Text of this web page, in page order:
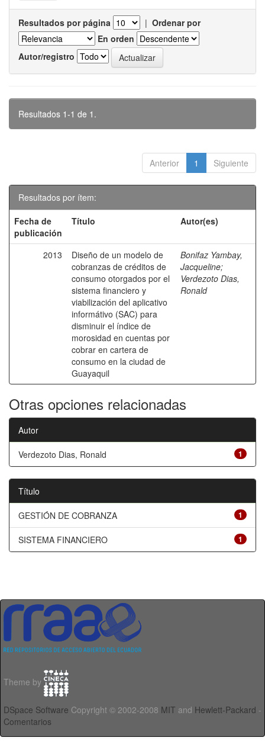
Resultados por página | Ordenar por
En orden
Autor/registro
Resultados 1-1 de 1.
Anterior 1 Siguiente
Resultados por ítem:
Fecha de
publicación
Título Autor(es)
2013
Diseño de un modelo de
cobranzas de créditos de
consumo otorgados por el
sistema financiero y
viabilización del aplicativo
informátivo (SAC) para
disminuir el índice de
morosidad en cuentas por
cobrar en cartera de
consumo en la ciudad de
Guayaquil
Bonifaz Yambay,
Jacqueline;
Verdezoto Dias,
Ronald
Otras opciones relacionadas
Autor
1
Verdezoto Dias, Ronald
Título
1
GESTIÓN DE COBRANZA
1
SISTEMA FINANCIERO
Theme by
DSpace Software Copyright © 2002-2008 MIT and Hewlett-Packard -
Comentarios